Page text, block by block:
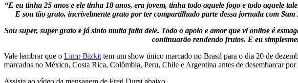
“E eu tinha 25 anos e ele tinha 18 anos, era jovem, tinha todo aquele fogo e todo aquele
E sou tão grato, incrivelmente grato por ter compartilhado parte dessa jornada com
Sou super, super grato e já sinto muita falta dele. Todo o apoio e amor que vi online é
continuarão rendendo frutos. E eu
Vale lembrar que o Limp Bizkit tem um show único marcado no Brasil para o dia 20 de
marcados no México, Costa Rica, Colômbia, Peru, Chile e Argentina antes de desembarcar por
Assista ao vídeo da mensagem de Fred Durst abaixo.